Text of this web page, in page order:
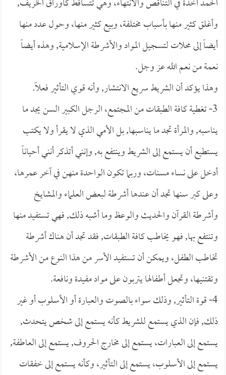
وأغلق كثير منها بأسباب مختلفة، وبيع كثير منها، وحول عدد منها
أيضاً إلى محلات لتسجيل المواد والأشرطة الإسلامية, وهذه أيضاً
نعمة من نعم الله عز وجل.
وهذا يؤكد أن الشريط سريع الانتشار, وأنه قوي التأثير فعلاً.
3- تغطية كافة الطبقات من المجتمع، الرجل الكبير السن يجد ما
يناسبه, والمرأة تجد ما يناسبها, بل الأمي الذي لا يقرأ ولا يكتب
يستطيع أن يستمع إلى الشريط وينتفع به, وإنني أتذكر أنني أحياناً
أدخل على نساء مسنات، وربما تكون الواحدة منهن في آخر عمرها،
وعلى كبر سنها تجد أن عندها أشرطة لبعض العلماء والمشايخ
وأشرطة القرآن والحديث والوعظ وما أشبه ذلك, فهي تستفيد منها
وتنتفع بها, فهو يخاطب كافة الطبقات, فقد تجد أن هناك أشرطة
تخاطب الطفل، ويمكن أن تستفيد الأسر من هذا النوع من الأشرطة
وتقتنيها، وتجعل أطفالها يتربون على مواد مفيدة ونافعة.
4- قوة التأثير, وذلك سواء بالصوت والعبارة أو الأسلوب أو غير
ذلك, فإن الذي يستمع للشريط كأنه يستمع إلى شخص يتحدث,
يستمع إلى العبارات، يستمع إلى مخارج الحروف, يستمع إلى العاطفة,
يستمع إلى الأسلوب، يستمع إلى التأثير، وكأنه يستمع إلى خفقات